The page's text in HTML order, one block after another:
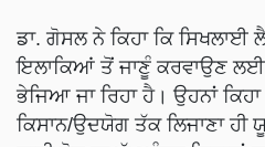
ਡਾ. ਗੋਸਲ ਨੇ ਕਿਹਾ ਕਿ
ਇਲਾਕਿਆਂ ਤੋਂ ਜਾਣੂੰ ਕਰਵਾਉਣ ਲਈ
ਭੇਜਿਆ ਜਾ ਰਿਹਾ ਹੈ। ਉਹਨਾਂ
ਕਿਸਾਨ/ਉਦਯੋਗ ਤੱਕ ਲਿਜਾਣਾ ਹੀ